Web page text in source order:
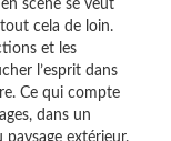
scène se veut
cela de loin.
et les
l’esprit dans
Ce qui compte
dans un
paysage extérieur.